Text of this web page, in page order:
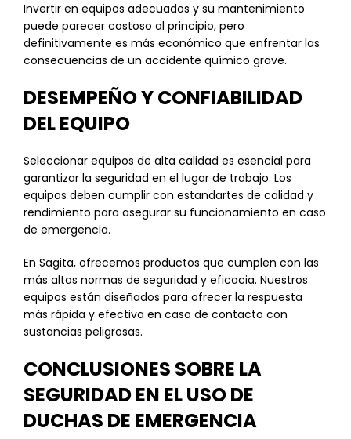
Invertir en equipos adecuados y su mantenimiento
puede parecer costoso al principio, pero
definitivamente es más económico que enfrentar las
consecuencias de un accidente químico grave.
DESEMPEÑO Y CONFIABILIDAD
DEL EQUIPO
Seleccionar equipos de alta calidad es esencial para
garantizar la seguridad en el lugar de trabajo. Los
equipos deben cumplir con estandartes de calidad y
rendimiento para asegurar su funcionamiento en caso
de emergencia.
En Sagita, ofrecemos productos que cumplen con las
más altas normas de seguridad y eficacia. Nuestros
equipos están diseñados para ofrecer la respuesta
más rápida y efectiva en caso de contacto con
sustancias peligrosas.
CONCLUSIONES SOBRE LA
SEGURIDAD EN EL USO DE
DUCHAS DE EMERGENCIA